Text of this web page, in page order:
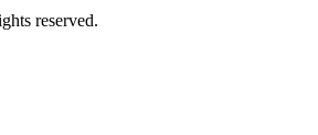
reserved.